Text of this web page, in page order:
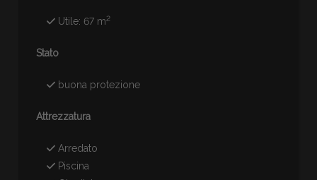
Utile: 67 m2
Stato
buona protezione
Attrezzatura
Arredato
Piscina